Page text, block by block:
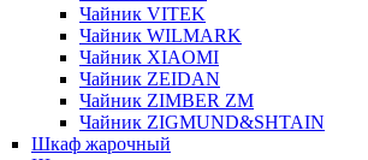
Чайник VITEK
Чайник WILMARK
Чайник XIAOMI
Чайник ZEIDAN
Чайник ZIMBER ZM
Чайник ZIGMUND&SHTAIN
Шкаф жарочный